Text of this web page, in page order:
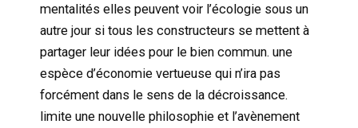
mentalités elles peuvent voir l’écologie sous un
autre jour si tous les constructeurs se mettent à
partager leur idées pour le bien commun. une
espèce d’économie vertueuse qui n’ira pas
forcément dans le sens de la décroissance.
limite une nouvelle philosophie et l’avènement